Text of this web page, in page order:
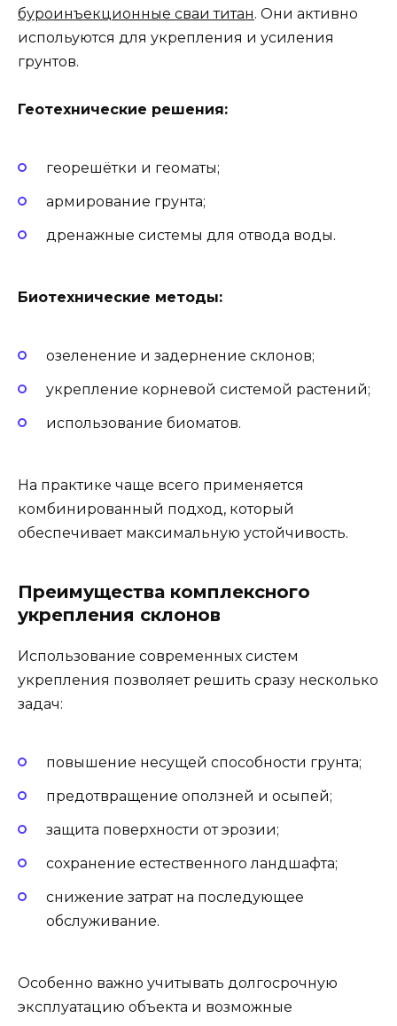
буроинъекционные сваи титан. Они активно
испольуются для укрепления и усиления
грунтов.
Геотехнические решения:
георешётки и геоматы;
армирование грунта;
дренажные системы для отвода воды.
Биотехнические методы:
озеленение и задернение склонов;
укрепление корневой системой растений;
использование биоматов.
На практике чаще всего применяется
комбинированный подход, который
обеспечивает максимальную устойчивость.
Преимущества комплексного
укрепления склонов
Использование современных систем
укрепления позволяет решить сразу несколько
задач:
повышение несущей способности грунта;
предотвращение оползней и осыпей;
защита поверхности от эрозии;
сохранение естественного ландшафта;
снижение затрат на последующее
обслуживание.
Особенно важно учитывать долгосрочную
эксплуатацию объекта и возможные